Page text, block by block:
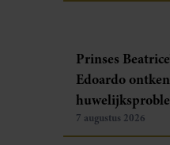
Prinses
Edoardo
7 augustus 2026